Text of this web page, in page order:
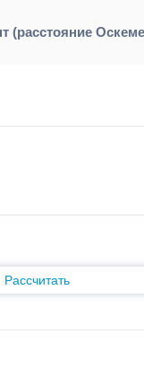
(расстояние
Рассчитать